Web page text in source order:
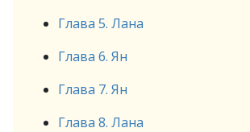
Глава 5. Лана
Глава 6. Ян
Глава 7. Ян
Глава 8. Лана